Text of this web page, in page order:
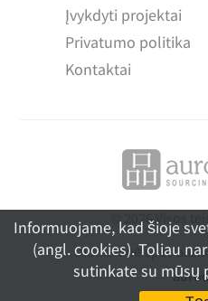
Informuojame, kad šioje
(angl. cookies). Toliau
sutinkate su mūsų
Įvykdyti projektai
Privatumo politika
Kontaktai
© 2026 Visos
Didmeninė